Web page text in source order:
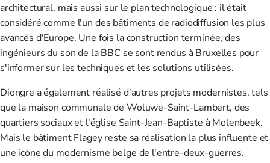
architectural, mais aussi sur le plan technologique : il était
considéré comme l'un des bâtiments de radiodiffusion les plus
avancés d'Europe. Une fois la construction terminée, des
ingénieurs du son de la BBC se sont rendus à Bruxelles pour
s'informer sur les techniques et les solutions utilisées.
Diongre a également réalisé d'autres projets modernistes, tels
que la maison communale de Woluwe-Saint-Lambert, des
quartiers sociaux et l'église Saint-Jean-Baptiste à Molenbeek.
Mais le bâtiment Flagey reste sa réalisation la plus influente et
une icône du modernisme belge de l'entre-deux-guerres.